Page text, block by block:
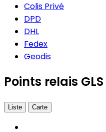
Colis Privé
DPD
DHL
Fedex
Geodis
Points relais
Liste Carte